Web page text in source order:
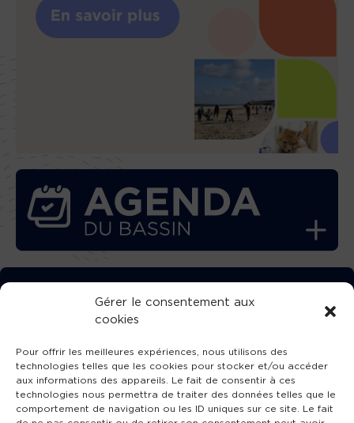
Gérer le consentement aux
cookies
Pour offrir les meilleures expériences, nous utilisons des
technologies telles que les cookies pour stocker et/ou accéder
aux informations des appareils. Le fait de consentir à ces
technologies nous permettra de traiter des données telles que le
comportement de navigation ou les ID uniques sur ce site. Le fait
TÉLÉCHARGEZ GRATUITEMENT
L’APPLICATION TVBA !
SUIVEZ-NOUS !